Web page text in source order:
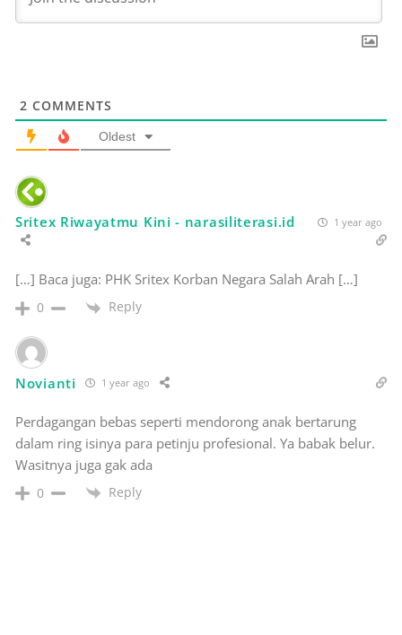
2 COMMENTS
Oldest
Sritex Riwayatmu Kini - narasiliterasi.id 1 year ago
[…] Baca juga: PHK Sritex Korban Negara Salah Arah […]
0 Reply
Novianti 1 year ago
Perdagangan bebas seperti mendorong anak bertarung
dalam ring isinya para petinju profesional. Ya babak belur.
Wasitnya juga gak ada
0 Reply